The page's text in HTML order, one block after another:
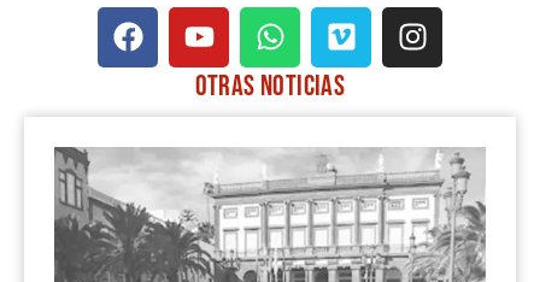
F
a
e
b
o
o
k
Y
o
u
t
u
b
e
W
h
a
t
s
a
p
p
V
i
m
e
o
I
n
t
a
g
r
a
m
OTRAS NOTICIAS
PÁGINAPÁGINA
PÁGINA
PÁGINA
PÁGINA